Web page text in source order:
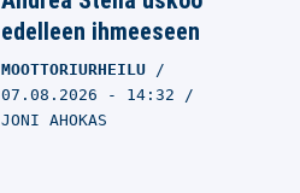
edelleen ihmeeseen
MOOTTORIURHEILU
07.08.2026 - 14:32
JONI AHOKAS